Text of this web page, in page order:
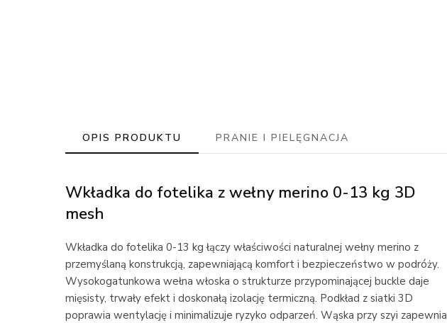
OPIS PRODUKTU PRANIE I PIELĘGNACJA
Wkładka do fotelika z wełny merino 0-13 kg 3D
mesh
Wkładka do fotelika 0-13 kg łączy właściwości naturalnej wełny merino z
przemyślaną konstrukcją, zapewniającą komfort i bezpieczeństwo w podróży.
Wysokogatunkowa wełna włoska o strukturze przypominającej buckle daje
mięsisty, trwały efekt i doskonałą izolację termiczną. Podkład z siatki 3D
poprawia wentylację i minimalizuje ryzyko odparzeń. Wąska przy szyi zapewnia